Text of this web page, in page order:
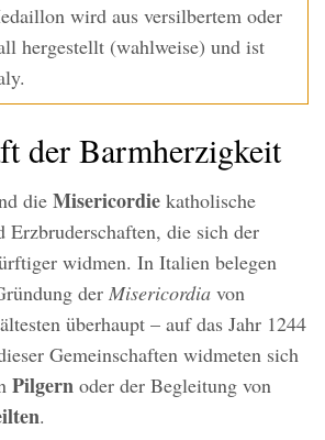
wird aus versilbertem oder
hergestellt (wahlweise) und ist
der Barmherzigkeit
die Misericordie katholische
Erzbruderschaften, die sich der
widmen. In Italien belegen
der Misericordia von
überhaupt – auf das Jahr 1244
Gemeinschaften widmeten sich
Pilgern oder der Begleitung von
.